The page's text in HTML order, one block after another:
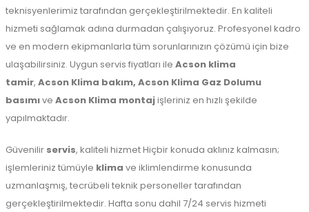
teknisyenlerimiz tarafından gerçekleştirilmektedir. En kaliteli
hizmeti sağlamak adına durmadan çalışıyoruz. Profesyonel kadro
ve en modern ekipmanlarla tüm sorunlarınızın çözümü için bize
ulaşabilirsiniz. Uygun servis fiyatları ile Acson klima
tamir, Acson Klima bakım, Acson Klima Gaz Dolumu
basımıve Acson Klima montajişleriniz en hızlı şekilde
yapılmaktadır.
Güvenilir servis, kaliteli hizmet Hiçbir konuda aklınız kalmasın;
işlemleriniz tümüyle klima ve iklimlendirme konusunda
uzmanlaşmış, tecrübeli teknik personeller tarafından
gerçekleştirilmektedir. Hafta sonu dahil 7/24 servis hizmeti